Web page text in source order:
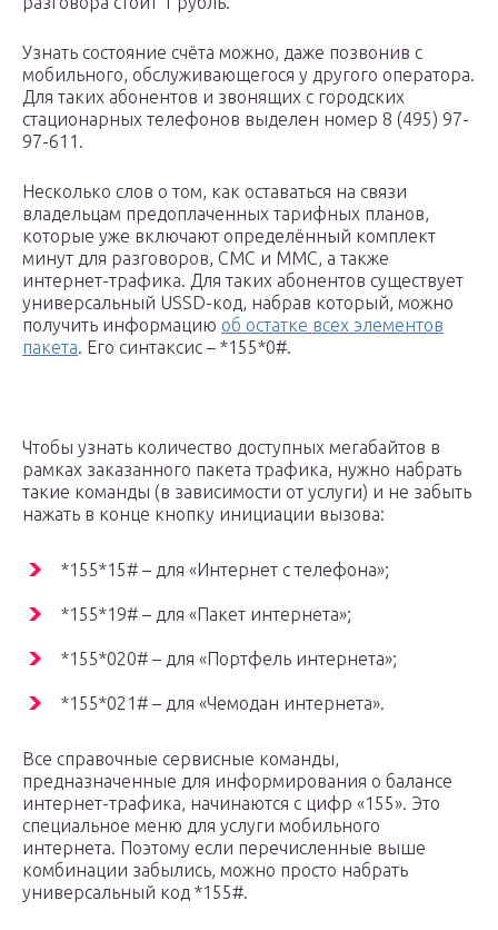
Узнать состояние счёта можно, даже позвонив с
мобильного, обслуживающегося у другого оператора.
Для таких абонентов и звонящих с городских
стационарных телефонов выделен номер 8 (495) 97-
97-611.
Несколько слов о том, как оставаться на связи
владельцам предоплаченных тарифных планов,
которые уже включают определённый комплект
минут для разговоров, СМС и ММС, а также
интернет-трафика. Для таких абонентов существует
универсальный USSD-код, набрав который, можно
получить информацию об остатке всех элементов
пакета. Его синтаксис – *155*0#.
Чтобы узнать количество доступных мегабайтов в
рамках заказанного пакета трафика, нужно набрать
такие команды (в зависимости от услуги) и не забыть
нажать в конце кнопку инициации вызова:
*155*15# – для «Интернет с телефона»;
*155*19# – для «Пакет интернета»;
*155*020# – для «Портфель интернета»;
*155*021# – для «Чемодан интернета».
Все справочные сервисные команды,
предназначенные для информирования о балансе
интернет-трафика, начинаются с цифр «155». Это
специальное меню для услуги мобильного
интернета. Поэтому если перечисленные выше
комбинации забылись, можно просто набрать
универсальный код *155#.